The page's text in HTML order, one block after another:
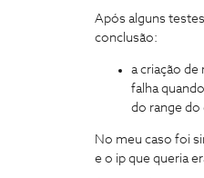
Após alguns
conclusão:
a criação
falha
do range do
No meu caso foi
e o ip que queria